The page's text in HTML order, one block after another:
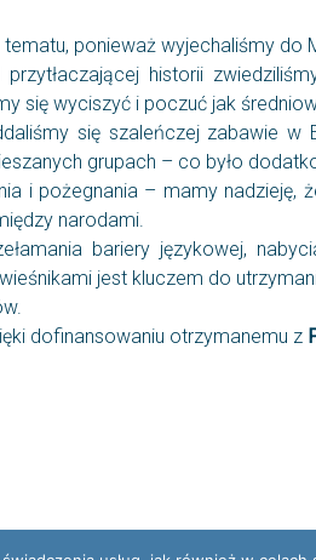
ponieważ wyjechaliśmy
historii
się wyciszyć i poczuć jak
się szaleńczej zabawie w
grupach – co było
i pożegnania – mamy nadzieję,
narodami.
bariery językowej,
jest kluczem do
dofinansowaniu otrzymanemu z